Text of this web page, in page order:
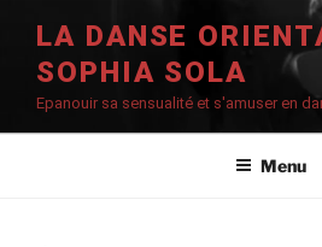
contenu
principal
LA DANSE
SOPHIA SOLA
Epanouir sa sensualité et s'amuser en
Menu